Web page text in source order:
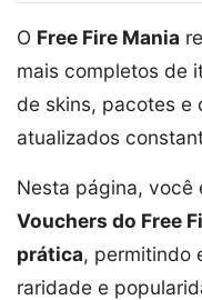
O Free Fire Mania
mais completos de
de skins, pacotes e
atualizados
Nesta página, você
Vouchers do Free
prática, permitindo
raridade e